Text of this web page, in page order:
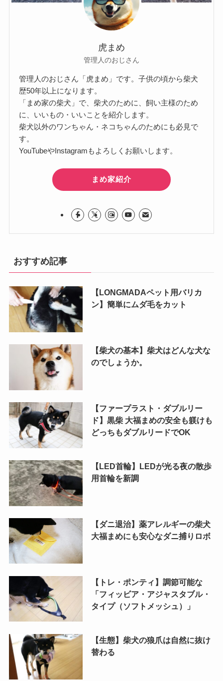
虎まめ
管理人のおじさん
管理人のおじさん「虎まめ」です。子供の頃から柴犬
歴50年以上になります。
「まめ家の柴犬」で、柴犬のために、飼い主様のため
に、いいもの・いいことを紹介します。
柴犬以外のワンちゃん・ネコちゃんのためにも必見で
す。
YouTubeやInstagramもよろしくお願いします。
まめ家紹介
おすすめ記事
【LONGMADAペット用バリカ
ン】簡単にムダ毛をカット
【柴犬の基本】柴犬はどんな犬な
のでしょうか。
【ファープラスト・ダブルリー
ド】黒柴 大福まめの安全も躾けも
どっちもダブルリードでOK
【LED首輪】LEDが光る夜の散歩
用首輪を新調
【ダニ退治】薬アレルギーの柴犬
大福まめにも安心なダニ捕りロボ
【トレ・ポンティ】調節可能な
「フィッビア・アジャスタブル・
タイプ（ソフトメッシュ）」
【生態】柴犬の狼爪は自然に抜け
替わる